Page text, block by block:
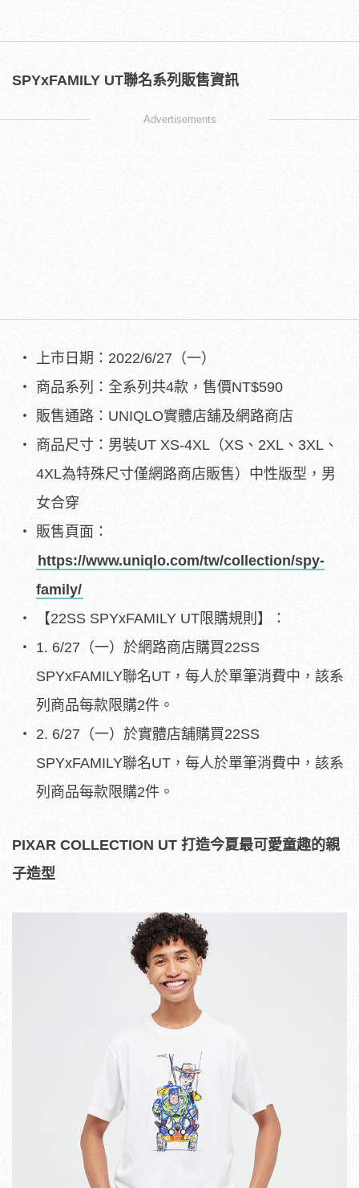
SPYxFAMILY UT聯名系列販售資訊
Advertisements
上市日期：2022/6/27（一）
商品系列：全系列共4款，售價NT$590
販售通路：UNIQLO實體店舖及網路商店
商品尺寸：男裝UT XS-4XL（XS、2XL、3XL、
4XL為特殊尺寸僅網路商店販售）中性版型，男
女合穿
販售頁面：
https://www.uniqlo.com/tw/collection/spy-
family/
【22SS SPYxFAMILY UT限購規則】：
1. 6/27（一）於網路商店購買22SS
SPYxFAMILY聯名UT，每人於單筆消費中，該系
列商品每款限購2件。
2. 6/27（一）於實體店舖購買22SS
SPYxFAMILY聯名UT，每人於單筆消費中，該系
列商品每款限購2件。
PIXAR COLLECTION UT 打造今夏最可愛童趣的親
子造型